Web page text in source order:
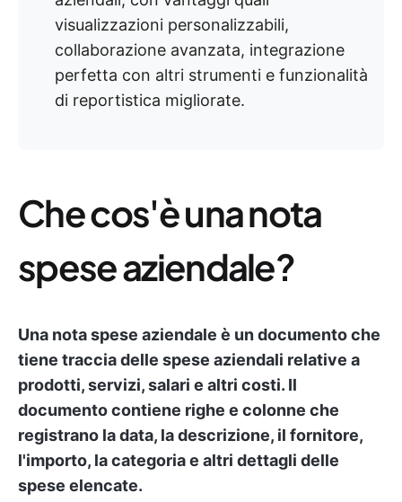
visualizzazioni personalizzabili,
collaborazione avanzata, integrazione
perfetta con altri strumenti e funzionalità
di reportistica migliorate.
Che cos'è una nota
spese aziendale?
Una nota spese aziendale è un documento che
tiene traccia delle spese aziendali relative a
prodotti, servizi, salari e altri costi. Il
documento contiene righe e colonne che
registrano la data, la descrizione, il fornitore,
l'importo, la categoria e altri dettagli delle
spese elencate.